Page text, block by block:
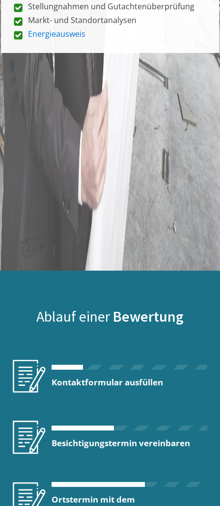
Stellungnahmen und Gutachtenüberprüfung
Markt- und Standortanalysen
Energieausweis
Ablauf einer Bewertung
Kontaktformular ausfüllen
Besichtigungstermin vereinbaren
Ortstermin mit dem